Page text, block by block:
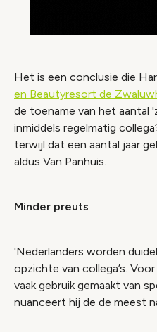
Het is een conclusie die
en Beautyresort de
de toename van het aantal
inmiddels regelmatig
terwijl dat een aantal jaar
aldus Van Panhuis.
Minder preuts
'Nederlanders worden
opzichte van collega’s. Voor
vaak gebruik gemaakt van
nuanceert hij de de meest